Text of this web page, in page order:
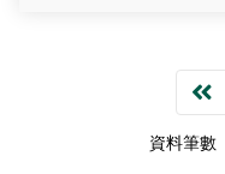
資料筆數